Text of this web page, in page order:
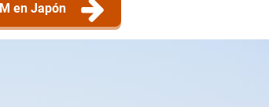
en Japón